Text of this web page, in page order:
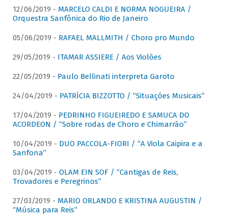
12/06/2019 - MARCELO CALDI E NORMA NOGUEIRA /
Orquestra Sanfônica do Rio de Janeiro
05/06/2019 - RAFAEL MALLMITH / Choro pro Mundo
29/05/2019 - ITAMAR ASSIERE / Aos Violões
22/05/2019 - Paulo Bellinati interpreta Garoto
24/04/2019 - PATRÍCIA BIZZOTTO / “Situações Musicais”
17/04/2019 - PEDRINHO FIGUEIREDO E SAMUCA DO
ACORDEON / “Sobre rodas de Choro e Chimarrão”
10/04/2019 - DUO PACCOLA-FIORI / “A Viola Caipira e a
Sanfona”
03/04/2019 - OLAM EIN SOF / “Cantigas de Reis,
Trovadores e Peregrinos”
27/03/2019 - MARIO ORLANDO E KRISTINA AUGUSTIN /
“Música para Reis”